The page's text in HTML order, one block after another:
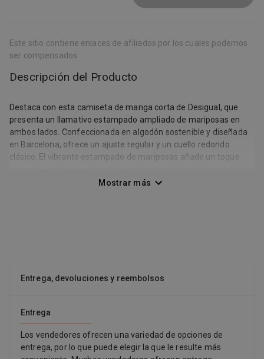
Este sitio contiene enlaces de afiliados por los cuales podemos
ser compensados.
Descripción del Producto
Destaca con esta camiseta de manga corta de Desigual, que
presenta un llamativo estampado ampliado de mariposas en
ambos lados. Confeccionada en algodón sostenible y diseñada
en Barcelona, ofrece un ajuste regular y un cuello redondo
clásico. El vibrante estampado de mariposas añade un toque
con BCI COTTON. La composición de algodón garantiza
Mostrar más
Entrega, devoluciones y reembolsos
Entrega
Los vendedores ofrecen una variedad de opciones de
entrega, por lo que puede elegir la que le resulte más